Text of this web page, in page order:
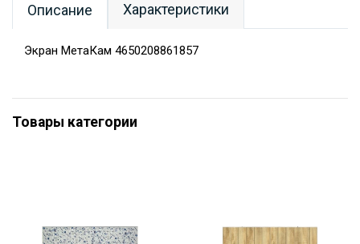
Описание Характеристики
Экран МетаКам 4650208861857
Товары категории